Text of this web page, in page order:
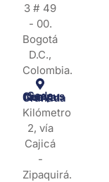
3 # 49
- 00.
Bogotá
D.C.,
Colombia.
Sede Campus Nueva Granada
Kilómetro
2, vía
Cajicá
-
Zipaquirá.